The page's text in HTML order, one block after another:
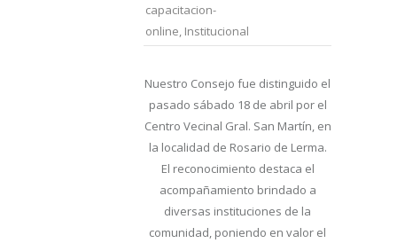
capacitacion-
online, Institucional
Nuestro Consejo fue distinguido el
pasado sábado 18 de abril por el
Centro Vecinal Gral. San Martín, en
la localidad de Rosario de Lerma.
El reconocimiento destaca el
acompañamiento brindado a
diversas instituciones de la
comunidad, poniendo en valor el